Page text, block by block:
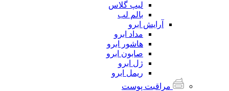
لیپ گلاس
بالم لب
آرایش ابرو
مداد ابرو
هاشور ابرو
صابون ابرو
ژل ابرو
ریمل ابرو
مراقبت پوست